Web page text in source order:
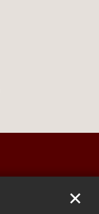
✕